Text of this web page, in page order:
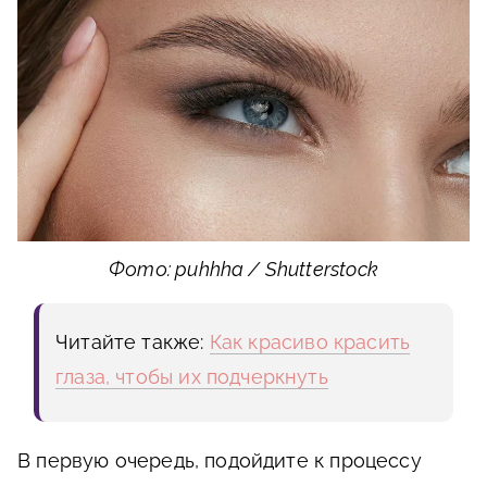
Фото: puhhha / Shutterstock
Читайте также: Как красиво красить
глаза, чтобы их подчеркнуть
В первую очередь, подойдите к процессу